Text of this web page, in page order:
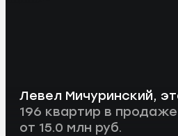
Левел Мичуринский,
196 квартир в продаже
от 15.0 млн руб.